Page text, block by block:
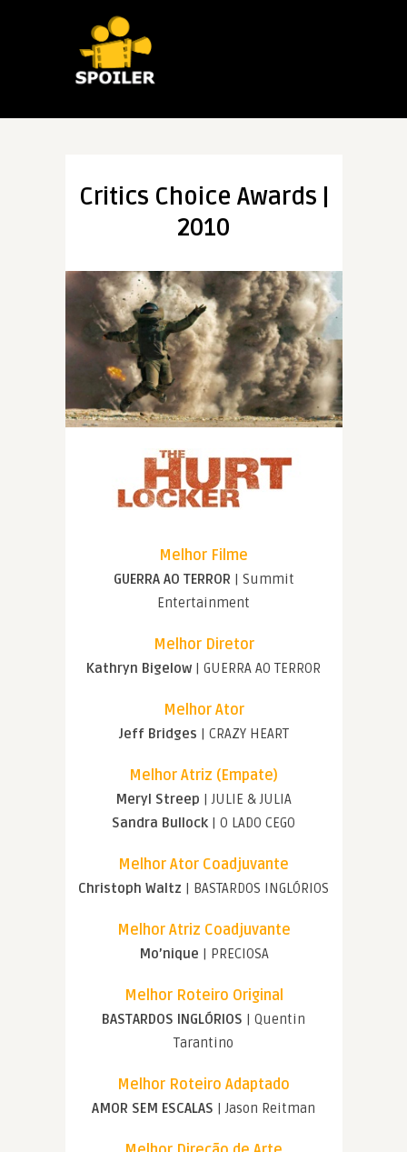
Critics Choice Awards |
2010
Melhor Filme
GUERRA AO TERROR | Summit
Entertainment
Melhor Diretor
Kathryn Bigelow | GUERRA AO TERROR
Melhor Ator
Jeff Bridges | CRAZY HEART
Melhor Atriz (Empate)
Meryl Streep | JULIE & JULIA
Sandra Bullock | O LADO CEGO
Melhor Ator Coadjuvante
Christoph Waltz | BASTARDOS INGLÓRIOS
Melhor Atriz Coadjuvante
Mo’nique | PRECIOSA
Melhor Roteiro Original
BASTARDOS INGLÓRIOS | Quentin
Tarantino
Melhor Roteiro Adaptado
AMOR SEM ESCALAS | Jason Reitman